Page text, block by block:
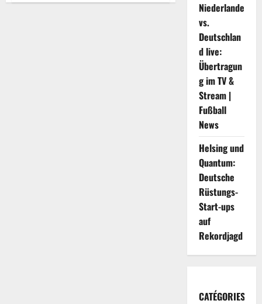
Geldwäsche-
Niederlande
vs.
Deutschlan
d live:
Übertragun
g im TV &
Stream |
Fußball
News
Helsing und
Quantum:
Deutsche
Rüstungs-
Start-ups
auf
Rekordjagd
CATÉGORIES